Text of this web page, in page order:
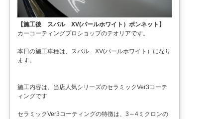
【施工後 スバル XV(パールホワイト）ボンネット】
カーコーティングプロショップのテオリアです。
本日の施工車種は、スバル XV(パールホワイト）になり
ます。
施工内容は、当店人気シリーズのセラミックVer3コーテ
ィングです
セラミックVer3コーティングの特徴は、3～4ミクロンの